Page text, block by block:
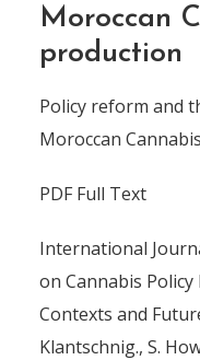
Moroccan
production
Policy reform and
Moroccan
PDF Full Text
International
on Cannabis
Contexts and
Klantschnig., S.